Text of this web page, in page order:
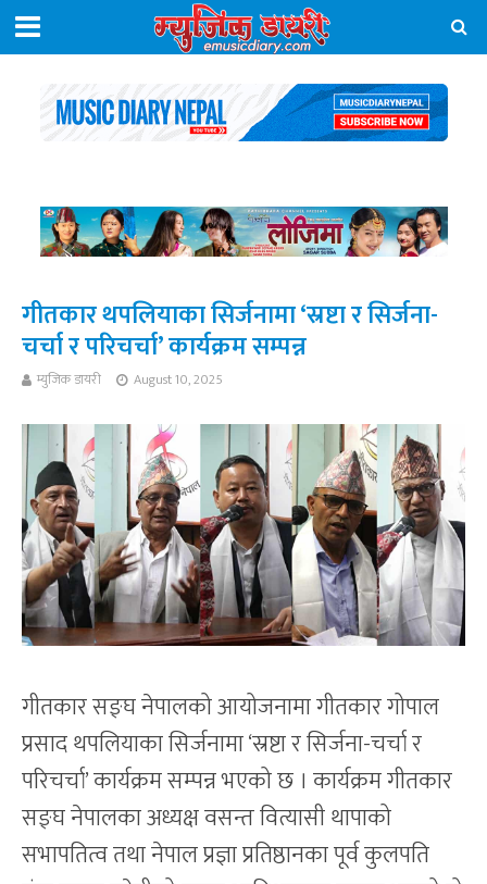
गीतकार थपलियाका सिर्जनामा ‘स्रष्टा र सिर्जना-
चर्चा र परिचर्चा’ कार्यक्रम सम्पन्न
म्युजिक डायरी August 10, 2025
गीतकार सङ्घ नेपालको आयोजनामा गीतकार गोपाल
प्रसाद थपलियाका सिर्जनामा ‘स्रष्टा र सिर्जना-चर्चा र
परिचर्चा’ कार्यक्रम सम्पन्न भएको छ । कार्यक्रम गीतकार
सङ्घ नेपालका अध्यक्ष वसन्त वित्यासी थापाको
सभापतित्व तथा नेपाल प्रज्ञा प्रतिष्ठानका पूर्व कुलपति